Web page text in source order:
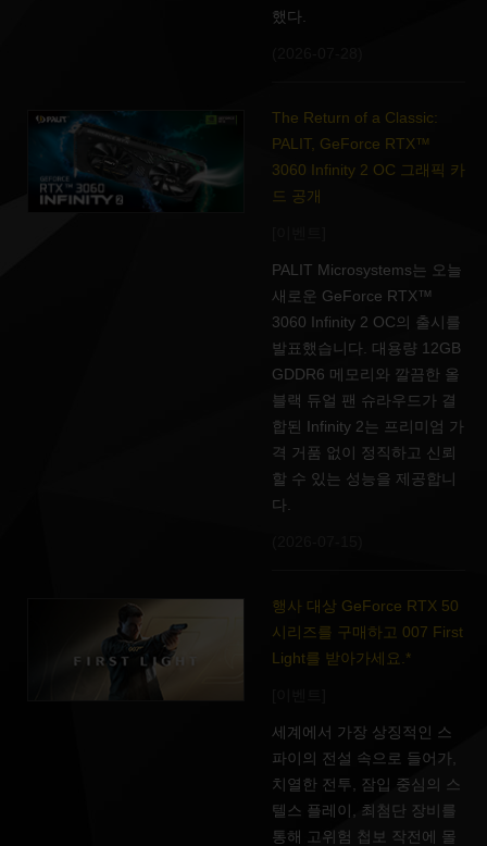
했다.
The Return of a Classic:
PALIT, GeForce RTX™
3060 Infinity 2 OC 그래픽 카
드 공개
PALIT Microsystems는 오늘
새로운 GeForce RTX™
3060 Infinity 2 OC의 출시를
발표했습니다. 대용량 12GB
GDDR6 메모리와 깔끔한 올
블랙 듀얼 팬 슈라우드가 결
합된 Infinity 2는 프리미엄 가
격 거품 없이 정직하고 신뢰
할 수 있는 성능을 제공합니
다.
행사 대상 GeForce RTX 50
시리즈를 구매하고 007 First
Light를 받아가세요.*
세계에서 가장 상징적인 스
파이의 전설 속으로 들어가,
치열한 전투, 잠입 중심의 스
텔스 플레이, 최첨단 장비를
통해 고위험 첩보 작전에 몰